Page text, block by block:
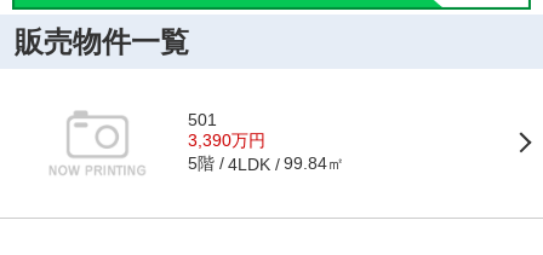
販売物件一覧
501
3,390万円
5階 4LDK 99.84㎡